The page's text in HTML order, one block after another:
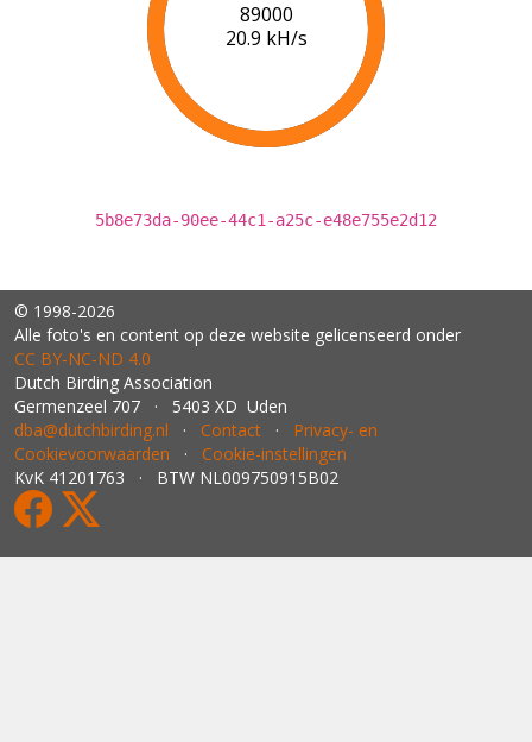
91000
21.0 kH/s
5b8e73da-90ee-44c1-a25c-e48e755e2d12
© 1998-2026
Alle foto's en content op deze website gelicenseerd onder
CC BY‑NC‑ND 4.0
Dutch Birding Association
Germenzeel 707 · 5403 XD Uden
dba@dutchbirding.nl · Contact · Privacy- en
Cookievoorwaarden · Cookie-instellingen
KvK 41201763 · BTW NL009750915B02